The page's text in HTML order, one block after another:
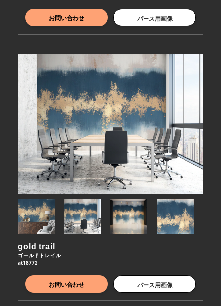
お問い合わせ パース用画像
gold trail
ゴールドトレイル
at18772
お問い合わせ パース用画像